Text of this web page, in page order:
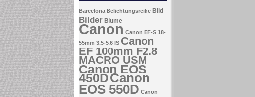
Barcelona Belichtungsreihe Bild
Bilder Blume
Canon Canon EF-S 18-
55mm 3.5-5.6 IS Canon
EF 100mm F2.8
MACRO USM
Canon EOS
450DCanon
EOS 550D Canon